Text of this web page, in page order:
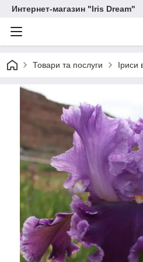
Интернет-магазин "Iris Dream"
Товари та послуги Іриси